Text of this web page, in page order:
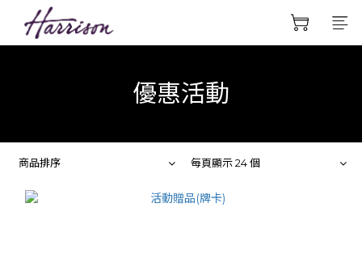
優惠活動
商品排序 每頁顯示 24 個